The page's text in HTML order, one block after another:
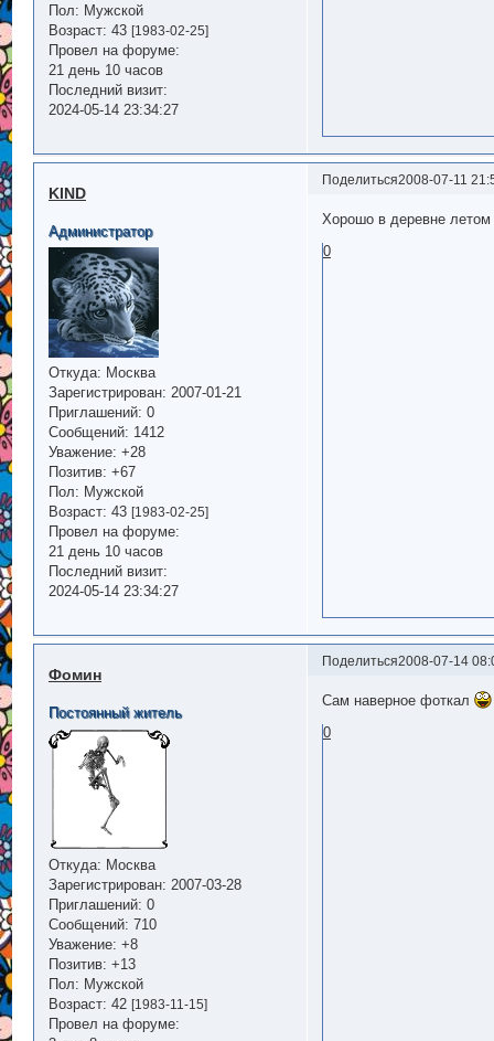
Пол: Мужской
Возраст: 43 [1983-02-25]
Провел на форуме:
21 день 10 часов
Последний визит:
2024-05-14 23:34:27
Поделиться2008-07-11
KIND
Администратор
Откуда: Москва
Зарегистрирован: 2007-01-21
Приглашений: 0
Сообщений: 1412
Уважение: +28
Позитив: +67
Пол: Мужской
Возраст: 43 [1983-02-25]
Провел на форуме:
21 день 10 часов
Последний визит:
2024-05-14 23:34:27
Хорошо в деревне летом
0
Поделиться2008-07-14
Фомин
Постоянный житель
Откуда: Москва
Зарегистрирован: 2007-03-28
Приглашений: 0
Сообщений: 710
Уважение: +8
Позитив: +13
Пол: Мужской
Возраст: 42 [1983-11-15]
Провел на форуме:
Сам наверное фоткал
0